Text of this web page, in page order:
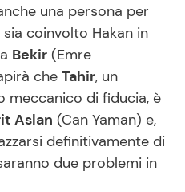
una persona per
coinvolto Hakan in
Bekir (Emre
che Tahir, un
meccanico di fiducia, è
Aslan (Can Yaman) e,
definitivamente di
due problemi in